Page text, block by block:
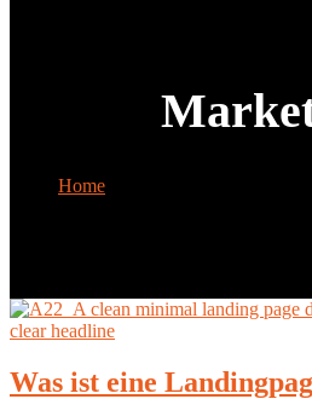
Home
Was ist eine